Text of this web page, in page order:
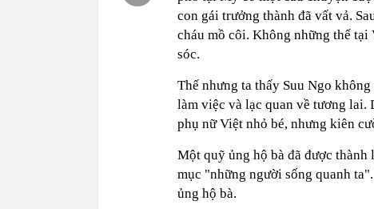
Giá vàng nhẫn
11:12
Khu nghỉ
Đường đi bằng
nằm trong danh
11:09
Thiết kế nhà tối
11:08
Mưa lớn vượt
con gái trưởng thành đã vất vả.
cháu mồ côi. Không những thế
sóc.
Thế nhưng ta thấy Suu Ngo
làm việc và lạc quan về tương lai.
phụ nữ Việt nhỏ bé, nhưng kiên
Một quỹ ủng hộ bà đã được thành
mục "những người sống quanh
ủng hộ bà.